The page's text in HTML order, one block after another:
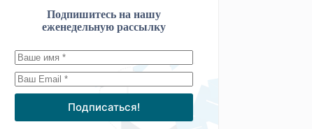
Подпишитесь на нашу
еженедельную рассылку
Подписаться!